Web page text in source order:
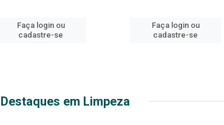
Faça login ou
cadastre-se
Faça login ou
cadastre-se
em Limpeza